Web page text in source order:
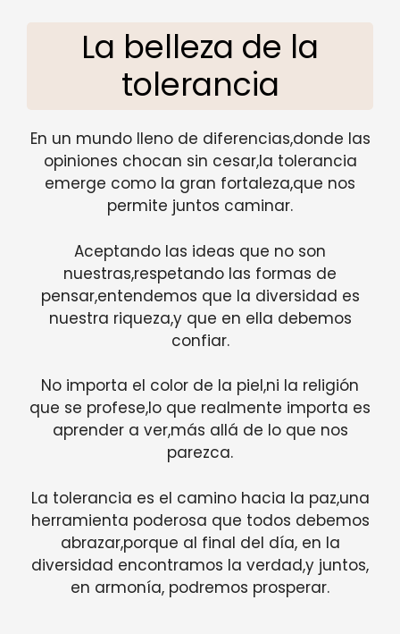
La belleza de la
tolerancia
En un mundo lleno de diferencias,donde las
opiniones chocan sin cesar,la tolerancia
emerge como la gran fortaleza,que nos
permite juntos caminar.
Aceptando las ideas que no son
nuestras,respetando las formas de
pensar,entendemos que la diversidad es
nuestra riqueza,y que en ella debemos
confiar.
No importa el color de la piel,ni la religión
que se profese,lo que realmente importa es
aprender a ver,más allá de lo que nos
parezca.
La tolerancia es el camino hacia la paz,una
herramienta poderosa que todos debemos
abrazar,porque al final del día, en la
diversidad encontramos la verdad,y juntos,
en armonía, podremos prosperar.